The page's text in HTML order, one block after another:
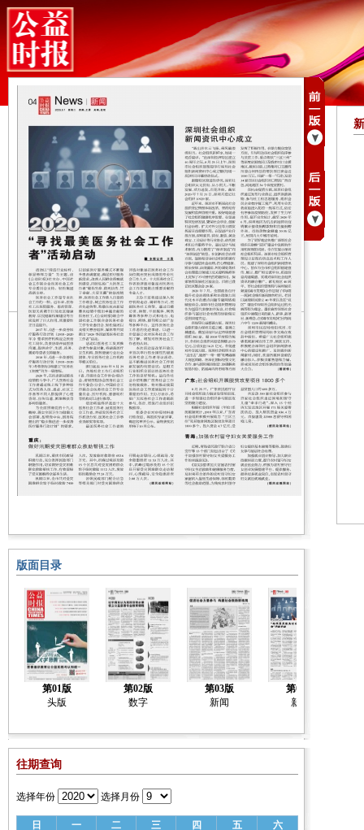
版面目录
第01版
头版
第02版
数字
第03版
新闻
第04版
新闻
往期查询
选择年份 选择月份
日 一 二 三 四 五 六